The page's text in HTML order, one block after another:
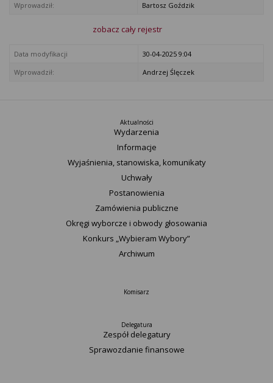
Wprowadził:
Bartosz Goździk
zobacz cały rejestr
Data modyfikacji
30-04-2025 9:04
Wprowadził:
Andrzej Ślęczek
Aktualności
Wydarzenia
Informacje
Wyjaśnienia, stanowiska, komunikaty
Uchwały
Postanowienia
Zamówienia publiczne
Okręgi wyborcze i obwody głosowania
Konkurs „Wybieram Wybory”
Archiwum
Komisarz
Delegatura
Zespół delegatury
Sprawozdanie finansowe